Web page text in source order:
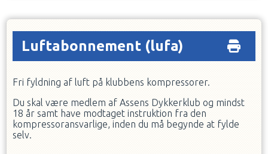
Luftabonnement (lufa)
Fri fyldning af luft på klubbens kompressorer.
Du skal være medlem af Assens Dykkerklub og mindst
18 år samt have modtaget instruktion fra den
kompressoransvarlige, inden du må begynde at fylde
selv.